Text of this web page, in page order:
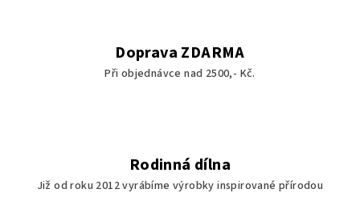
Doprava ZDARMA
Při objednávce nad 2500,- Kč.
Rodinná dílna
Již od roku 2012 vyrábíme výrobky inspirované přírodou